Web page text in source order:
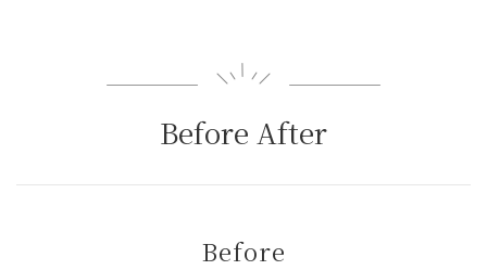
Before After
Before